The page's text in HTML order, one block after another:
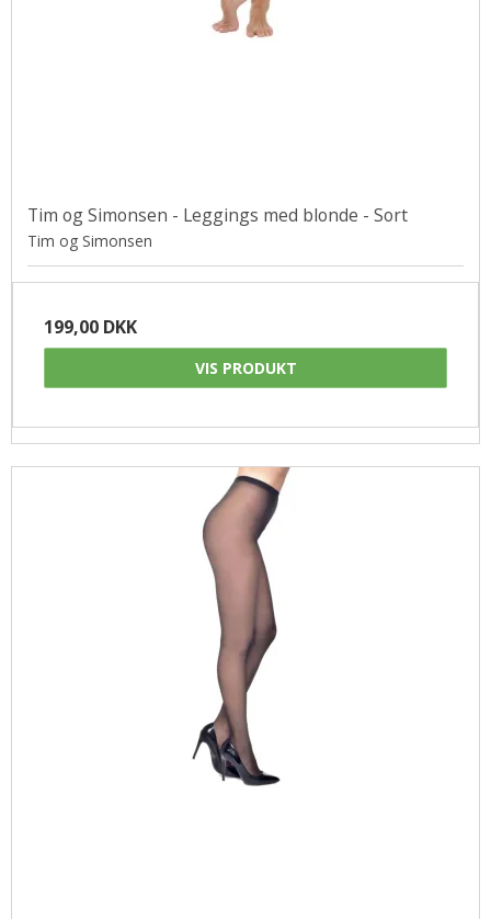
Tim og Simonsen - Leggings med blonde - Sort
Tim og Simonsen
199,00 DKK
VIS PRODUKT